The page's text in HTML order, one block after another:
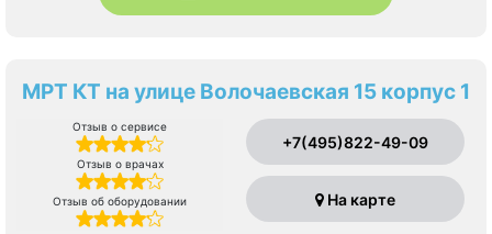
МРТ КТ на улице Волочаевская 15 корпус 1
Отзыв о сервисе
Отзыв о врачах
Отзыв об оборудовании
+7(495)822-49-09
На карте